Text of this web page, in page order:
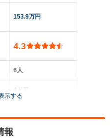
153.9万円
4.3
6人
4ドア
全高
示する
報